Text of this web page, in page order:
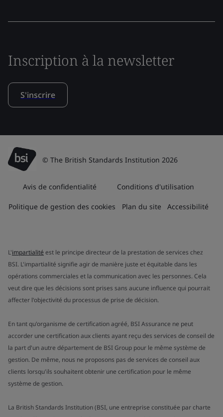
Inscription à la newsletter
S'inscrire
© The British Standards Institution 2026
Avis de confidentialité Conditions d'utilisation
Politique de gestion des cookies Plan du site Accessibilité
L'impartialité est le principe directeur de la prestation de services chez
BSI. L'impartialité signifie agir de manière juste et équitable dans les
opérations commerciales et la communication avec les personnes. Cela
veut dire que les décisions sont prises sans aucune influence qui pourrait
affecter l'objectivité du processus de prise de décision.
En tant qu'organisme de certification agréé, BSI Assurance ne peut
accorder une certification aux clients ayant reçu des services de conseil de
la part d'un autre département de BSI Group pour le même système de
gestion. De même, nous ne proposons pas de services de conseil aux
clients lorsqu'ils souhaitent obtenir une certification pour le même
système de gestion.
La British Standards Institution (BSI, une entreprise constituée par charte